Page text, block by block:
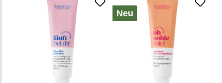
Neu